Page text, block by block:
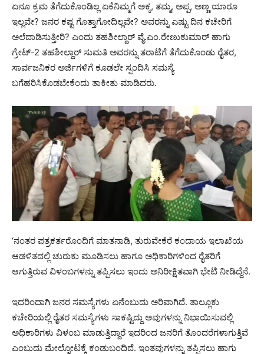
ಏನೂ ಕ್ರಮ ತೆಗೆದುಕೊಂಡಿಲ್ಲ ಏಕೆನಿಮ್ಮಗೆ ಅಕ್ಕ, ತಮ್ಮ, ಅಪ್ಪ, ಅಣ್ಣ ಯಾರೂ
ಇಲ್ಲವೇ? ಜನರ ಕಷ್ಟ ಗೊತ್ತಾಗೋದಿಲ್ಲವೇ? ಅವರನ್ನು ಎಷ್ಟು ದಿನ ಕಚೇರಿಗೆ
ಅಲೆದಾಡಿಸುತ್ತೀರಿ? ಎಂದು ತಹಶೀಲ್ದಾರ್ ವೈ.ಎಂ.ರೇಣುಕುಮಾರ್ ಹಾಗು
ಗ್ರೇಟ್-2 ತಹಶೀಲ್ದಾರ್ ಸುಮತಿ ಅವರನ್ನು ತರಾಟೆಗೆ ತೆಗೆದುಕೊಂಡು ರೈತರ,
ಸಾರ್ವಜನಿಕರ ಅರ್ಜಿಗಳಿಗೆ ಕೂಡಲೇ ಸ್ಪಂದಿಸಿ ಸಮಸ್ಯೆ
ಬಗೆಹರಿಸಿಕೊಡಬೇಕೆಂದು ತಾಕೀತು ಮಾಡಿದರು.
‘ನಂತರ ಪತ್ರಕರ್ತರೊಂದಿಗೆ ಮಾತನಾಡಿ, ತುರುವೇಕೆರೆ ಕಂದಾಯ ಇಲಾಖೆಯ
ಆಡಳಿತದಲ್ಲಿ ಚುರುಕು ಮೂಡಿಸಲು ಹಾಗೂ ಅಧಿಕಾರಿಗಳಿಂದ ರೈತರಿಗೆ
ಆಗುತ್ತಿರುವ ವಿಳಂಬಗಳನ್ನು ತಪ್ಪಿಸಲು ಇಂದು ಅನಿರೀಕ್ಷಿತವಾಗಿ ಭೇಟಿ ನೀಡಿದ್ದೆನೆ.
ಇದರಿಂದಾಗಿ ಜನರ ಸಮಸ್ಯೆಗಳು ಏನೆಂಬುದು ಅರಿವಾಗಿದೆ. ತಾಲ್ಲೂಕು
ಕಚೇರಿಯಲ್ಲಿ ರೈತರ ಸಮಸ್ಯೆಗಳು ಸಾಕಷ್ಟಿದ್ದು ಅವುಗಳನ್ನು ನಿಭಾಯಿಸುವಲ್ಲಿ
ಅಧಿಕಾರಿಗಳು ವಿಳಂಬ ಮಾಡುತ್ತಿದ್ದಾರೆ ಇದರಿಂದ ಜನರಿಗೆ ತೊಂದರೆಗಳಾಗುತ್ತಿವೆ
ಎಂಬುದು ಮೇಲ್ನೋಟಕ್ಕೆ ಕಂಡುಬಂದಿದೆ. ಇಂತವುಗಳನ್ನು ತಪ್ಪಿಸಲು ಹಾಗು